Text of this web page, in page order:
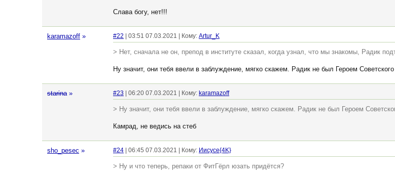
Слава богу, нет!!!
karamazoff » #22 | 03:51 07.03.2021 | Кому: Artur_K
> Нет, сначала не он, препод в институте сказал, когда узнал, что мы знакомы, Радик
Ну значит, они тебя ввели в заблуждение, мягко скажем. Радик не был Героем
starina » #23 | 06:20 07.03.2021 | Кому: karamazoff
> Ну значит, они тебя ввели в заблуждение, мягко скажем. Радик не был Героем
Камрад, не ведись на стеб
sho_pesec » #24 | 06:45 07.03.2021 | Кому: Иисусе{4K}
> Ну и что теперь, репаки от ФитГёрл юзать придётся?